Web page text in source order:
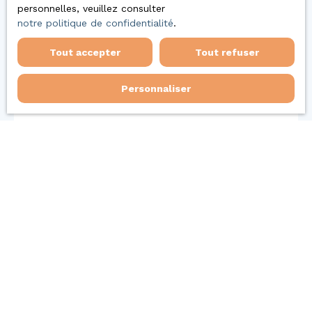
personnelles, veuillez consulter
notre politique de confidentialité.
Tout accepter Tout refuser
Personnaliser